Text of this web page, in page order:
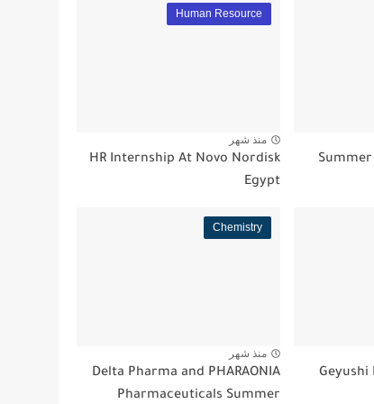
Human Resource
منذ شهر
HR Internship At Novo Nordisk
Egypt
Chemistry
منذ شهر
Delta Pharma and PHARAONIA
Pharmaceuticals Summer